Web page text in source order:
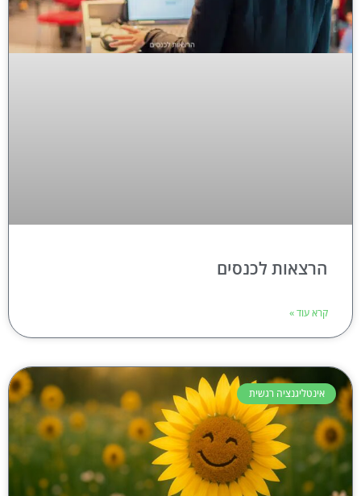
הרצאות לכנסים
קרא עוד »
אינטליגנציה רגשית